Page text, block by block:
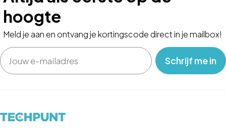
hoogte
Meld je aan en ontvang je kortingscode direct in je mailbox!
Email
‎ ‎ ‎ Schrijf me in‎ ‎ ‎ ‎